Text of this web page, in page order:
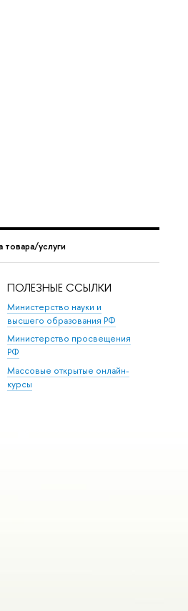
товара/услуги
ПОЛЕЗНЫЕ ССЫЛКИ
Министерство науки и
высшего образования РФ
Министерство просвещения
РФ
Массовые открытые онлайн-
курсы